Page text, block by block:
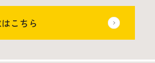
こちら